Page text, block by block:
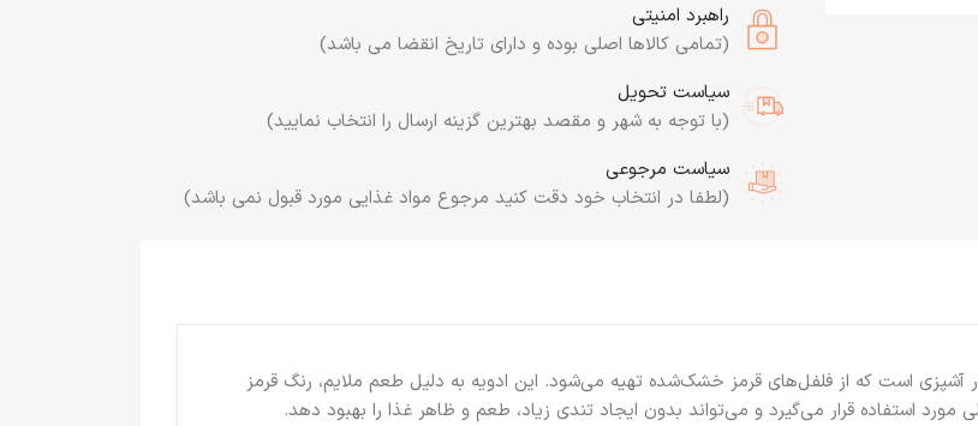
راهبرد امنیتی
(تمامی کالاها اصلی بوده و دارای تاریخ انقضا می باشد)
سیاست تحویل
(با توجه به شهر و مقصد بهترین گزینه ارسال را انتخاب نمایید)
سیاست مرجوعی
(لطفا در انتخاب خود دقت کنید مرجوع مواد غذایی مورد قبول نمی باشد)
ادویه‌ها در آشپزی است که از فلفل‌های قرمز خشک‌شده تهیه می‌شود. این ادویه به دلیل طعم ملایم، رنگ قرمز
مورد استفاده قرار می‌گیرد و می‌تواند بدون ایجاد تندی زیاد، طعم و ظاهر غذا را بهبود دهد.